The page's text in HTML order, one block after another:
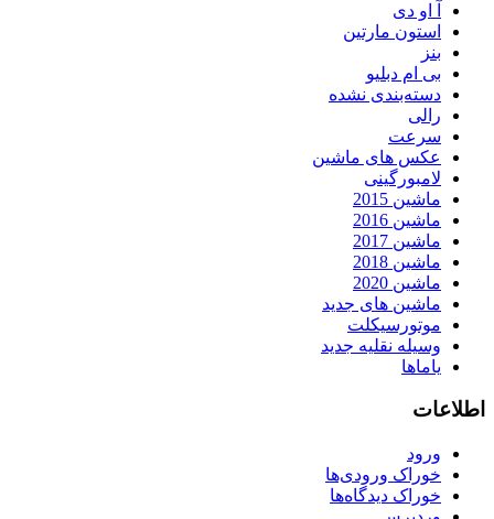
آ او دی
استون مارتین
بنز
بی ام دبلیو
دسته‌بندی نشده
رالی
سرعت
عکس های ماشین
لامبورگینی
ماشین 2015
ماشین 2016
ماشین 2017
ماشین 2018
ماشین 2020
ماشین های جدید
موتورسیکلت
وسیله نقلیه جدید
یاماها
اطلاعات
ورود
خوراک ورودی‌ها
خوراک دیدگاه‌ها